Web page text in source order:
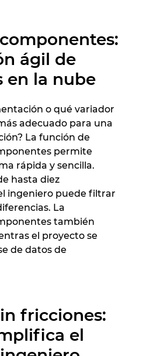
ágil de
en la nube
o qué variador
adecuado para una
La función de
permite
rápida y sencilla.
hasta diez
ingeniero puede filtrar
La
también
el proyecto se
de datos de
fricciones:
el